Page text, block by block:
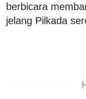
berbicara
jelang Pilkada